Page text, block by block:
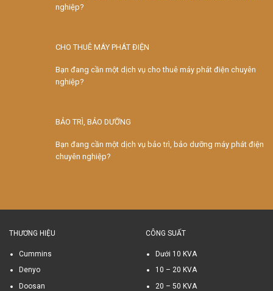
nghiệp?
CHO THUÊ MÁY PHÁT ĐIỆN
Bạn đang cần một dịch vụ cho thuê máy phát điện chuyên
nghiệp?
BẢO TRÌ, BẢO DƯỠNG
Bạn đang cần một dịch vụ bảo trì, bảo dưỡng máy phát điện
chuyên nghiệp?
THƯƠNG HIỆU
Cummins
Denyo
Doosan
CÔNG SUẤT
Dưới 10 KVA
10 – 20 KVA
20 – 50 KVA